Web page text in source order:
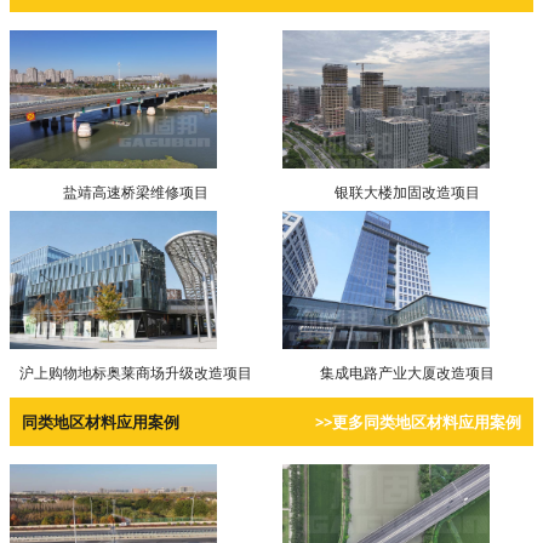
盐靖高速桥梁维修项目 银联大楼加固改造项目
沪上购物地标奥莱商场升级改造项目 集成电路产业大厦改造项目
同类地区材料应用案例 >>更多同类地区材料应用案例